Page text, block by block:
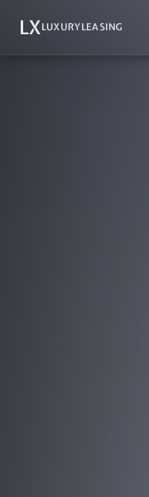
LXLUXURYLEASING